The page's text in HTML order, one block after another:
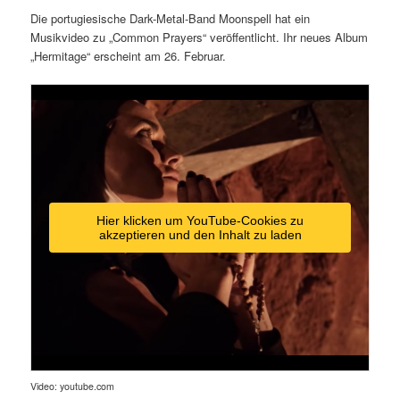
Die portugiesische Dark-Metal-Band Moonspell hat ein
Musikvideo zu „Common Prayers“ veröffentlicht. Ihr neues Album
„Hermitage“ erscheint am 26. Februar.
Hier klicken um YouTube-Cookies zu
akzeptieren und den Inhalt zu laden
Video: youtube.com